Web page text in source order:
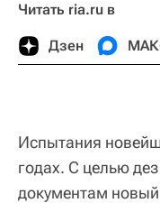
Читать ria.ru в
Дзен
Испытания
годах. С целью
документам